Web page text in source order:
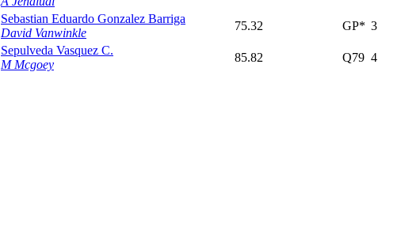
Sebastian Eduardo Gonzalez Barriga
David Vanwinkle
75.32 GP* 3
Sepulveda Vasquez C.
M Mcgoey
85.82 Q79 4